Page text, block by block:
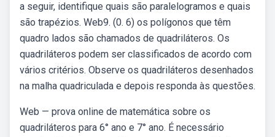
a seguir, identifique quais são paralelogramos e quais
são trapézios. Web9. (0. 6) os polígonos que têm
quadro lados são chamados de quadriláteros. Os
quadriláteros podem ser classificados de acordo com
vários critérios. Observe os quadriláteros desenhados
na malha quadriculada e depois responda às questões.
Web — prova online de matemática sobre os
quadriláteros para 6° ano e 7° ano. É necessário